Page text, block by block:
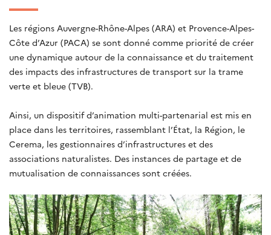
Les régions Auvergne-Rhône-Alpes (ARA) et Provence-Alpes-
Côte d’Azur (PACA) se sont donné comme priorité de créer
une dynamique autour de la connaissance et du traitement
des impacts des infrastructures de transport sur la trame
verte et bleue (TVB).
Ainsi, un dispositif d’animation multi-partenarial est mis en
place dans les territoires, rassemblant l’État, la Région, le
Cerema, les gestionnaires d’infrastructures et des
associations naturalistes. Des instances de partage et de
mutualisation de connaissances sont créées.